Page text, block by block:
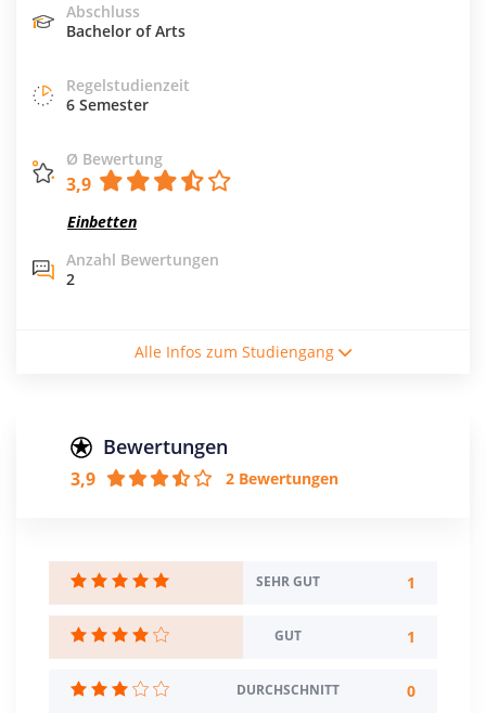
Abschluss
Bachelor of Arts
Regelstudienzeit
6 Semester
Ø Bewertung
3,9
Einbetten
Anzahl Bewertungen
2
Abschluss
180
Regelstudienzeit
6 Semester
Sprache
Alle Infos zum Studiengang
Bewertungen
3,9 2 Bewertungen
SEHR GUT 1
GUT 1
DURCHSCHNITT 0